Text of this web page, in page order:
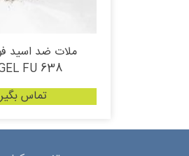
ملات ضد اسید
FU 638
تماس